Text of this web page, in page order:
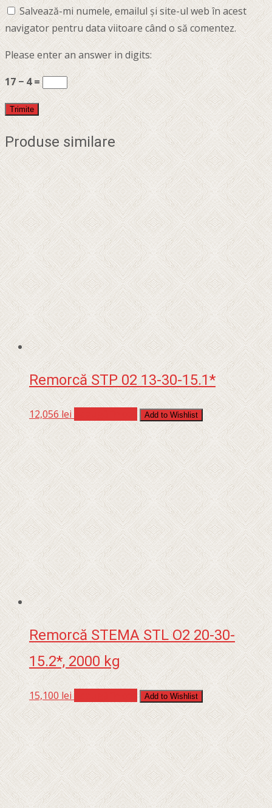
Salvează-mi numele, emailul și site-ul web în acest
navigator pentru data viitoare când o să comentez.
Please enter an answer in digits:
17 − 4 =
Produse similare
Remorcă STP 02 13-30-15.1*
12,056lei Add to Wishlist
Remorcă STEMA STL O2 20-30-
15.2*, 2000 kg
15,100 lei Add to Wishlist